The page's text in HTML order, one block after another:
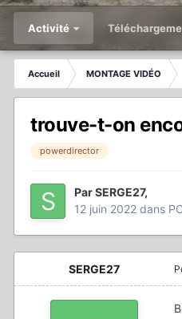
Activité
Accueil MONTAGE VIDÉO
trouve-t-on
powerdirector
ParSERGE27,
12 juin 2022 dans
SERGE27